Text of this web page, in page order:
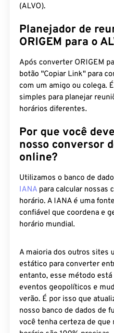
(ALVO).
Planejador de
ORIGEM para o
Após converter ORIGEM
botão "Copiar Link" para
com um amigo ou colega.
simples para planejar
horários diferentes.
Por que você
nosso conversor
online?
Utilizamos o banco de
IANA para calcular nossas
horário. A IANA é uma
confiável que coordena e
horário mundial.
A maioria dos outros sites
estático para converter
entanto, esse método
eventos geopolíticos e
verão. É por isso que
nosso banco de dados de
você tenha certeza de que